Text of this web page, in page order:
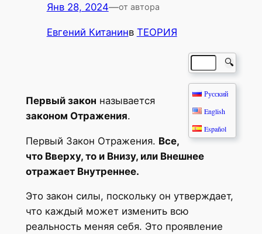
Янв 28, 2024—от автора
Евгений Китанинв ТЕОРИЯ
🔍
Русский
English
Español
Первый закон называется
законом Отражения.
Первый Закон Отражения. Все,
что Вверху, то и Внизу, или Внешнее
отражает Внутреннее.
Это закон силы, поскольку он утверждает,
что каждый может изменить всю
реальность меняя себя. Это проявление